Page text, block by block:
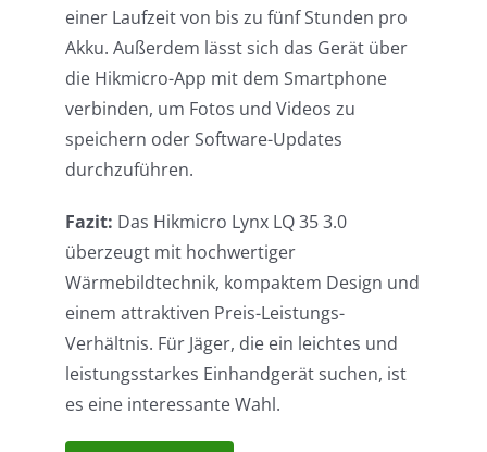
einer Laufzeit von bis zu fünf Stunden pro
Akku. Außerdem lässt sich das Gerät über
die Hikmicro-App mit dem Smartphone
verbinden, um Fotos und Videos zu
speichern oder Software-Updates
durchzuführen.
Fazit: Das Hikmicro Lynx LQ 35 3.0
überzeugt mit hochwertiger
Wärmebildtechnik, kompaktem Design und
einem attraktiven Preis-Leistungs-
Verhältnis. Für Jäger, die ein leichtes und
leistungsstarkes Einhandgerät suchen, ist
es eine interessante Wahl.